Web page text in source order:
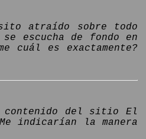
atraído sobre todo
escucha de fondo en
cuál es exactamente?
contenido del sitio El
indicarían la manera